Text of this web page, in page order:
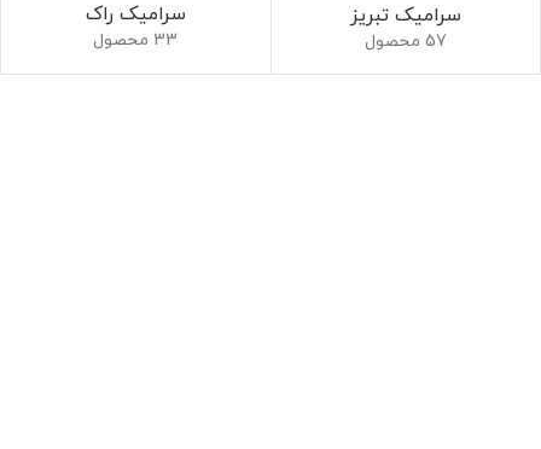
سرامیک تبریز
57 محصول
سرامیک راک
33 محصول